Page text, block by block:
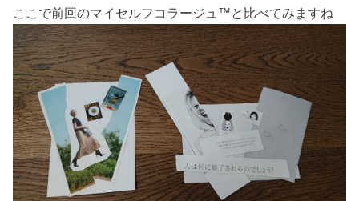
ここで前回のマイセルフコラージュ™と比べてみますね